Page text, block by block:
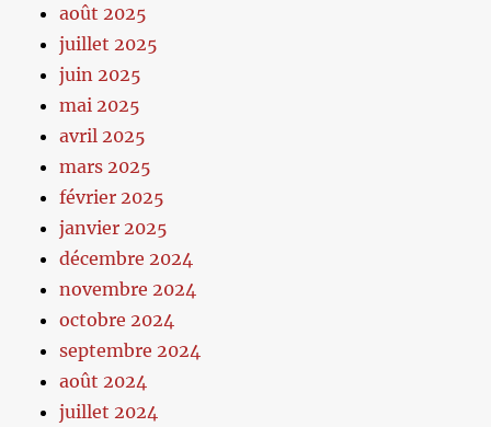
août 2025
juillet 2025
juin 2025
mai 2025
avril 2025
mars 2025
février 2025
janvier 2025
décembre 2024
novembre 2024
octobre 2024
septembre 2024
août 2024
juillet 2024